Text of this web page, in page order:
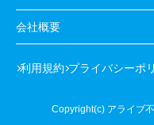
会社概要
利用規約 プライバシーポ
Copyright(c) アライブ